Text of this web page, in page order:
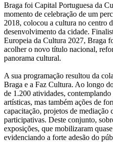
Braga foi Capital Portuguesa da
momento de celebração de um
2018, colocou a cultura no centro
desenvolvimento da cidade.
Europeia da Cultura 2027, Braga
acolher o novo título nacional,
panorama cultural.
A sua programação resultou da
Braga e a Faz Cultura. Ao longo
de 1.200 atividades, contemplando
artísticas, mas também ações de
capacitação, projetos de mediação
participativas. Deste conjunto,
exposições, que mobilizaram
evidenciando a forte adesão do